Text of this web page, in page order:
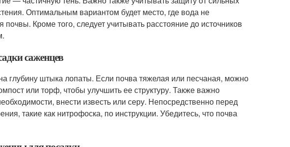
Оптимальным вариантом будет место, где вода не
Кроме того, следует учитывать расстояние до источников
саженцев
глубину штыка лопаты. Если почва тяжелая или песчаная, можно
или торф, чтобы улучшить ее структуру. Также важно
внести известь или серу. Непосредственно перед
такие как нитрофоска, по инструкции. Убедитесь, что почва